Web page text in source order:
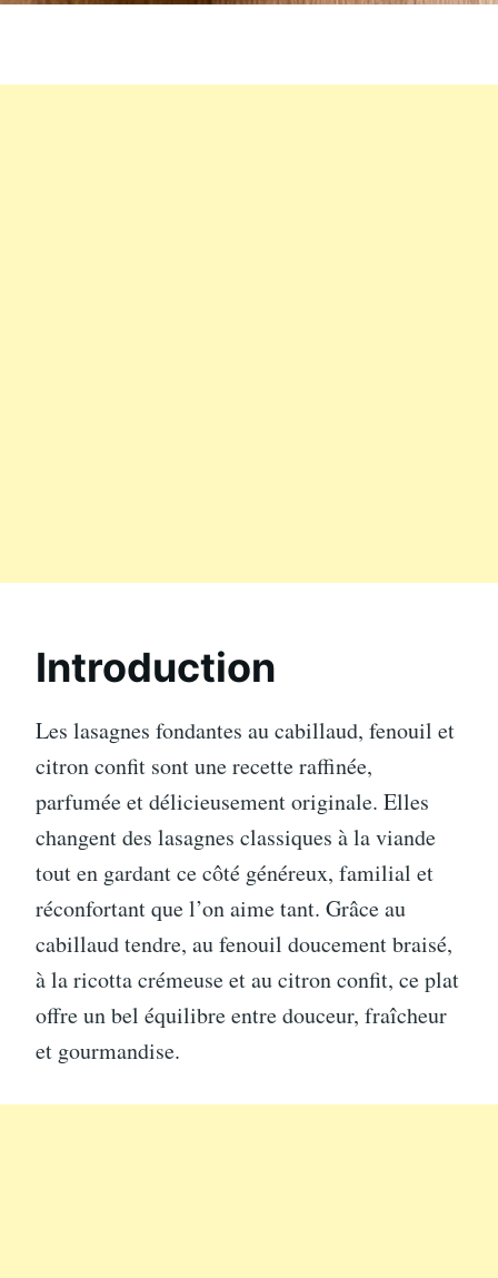
Introduction
Les lasagnes fondantes au cabillaud, fenouil et
citron confit sont une recette raffinée,
parfumée et délicieusement originale. Elles
changent des lasagnes classiques à la viande
tout en gardant ce côté généreux, familial et
réconfortant que l’on aime tant. Grâce au
cabillaud tendre, au fenouil doucement braisé,
à la ricotta crémeuse et au citron confit, ce plat
offre un bel équilibre entre douceur, fraîcheur
et gourmandise.